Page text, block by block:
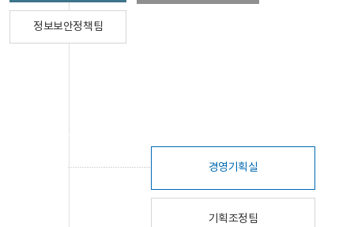
정보보안정책팀
경영기획실
기획조정팀